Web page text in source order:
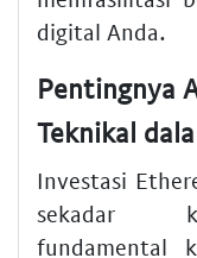
digital Anda.
Pentingnya
Teknikal
Investasi
sekadar
fundamental